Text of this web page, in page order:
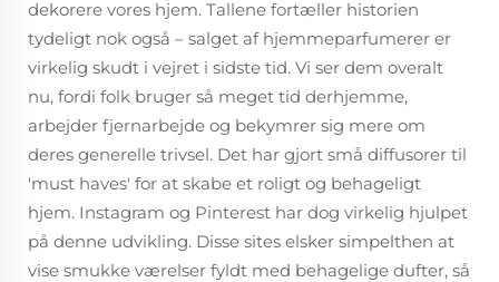
dekorere vores hjem. Tallene fortæller historien
tydeligt nok også – salget af hjemmeparfumerer er
virkelig skudt i vejret i sidste tid. Vi ser dem overalt
nu, fordi folk bruger så meget tid derhjemme,
arbejder fjernarbejde og bekymrer sig mere om
deres generelle trivsel. Det har gjort små diffusorer til
'must haves' for at skabe et roligt og behageligt
hjem. Instagram og Pinterest har dog virkelig hjulpet
på denne udvikling. Disse sites elsker simpelthen at
vise smukke værelser fyldt med behagelige dufter, så